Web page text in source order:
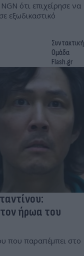
ότι επιχείρησε να
εξωδικαστικό
Συντακτική
Ομάδα
Flash.gr
ήρωα του
που παραπέμπει στο